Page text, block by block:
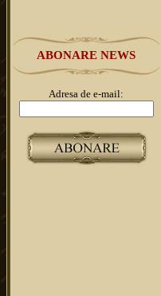
ABONARE NEWS
Adresa de e-mail: